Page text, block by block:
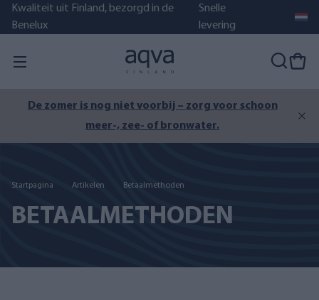
Kwaliteit uit Finland, bezorgd in de
Benelux
Snelle
levering
De zomer is nog niet voorbij – zorg voor schoon
meer-, zee- of bronwater.
Startpagina Artikelen Betaalmethoden
BETAALMETHODEN